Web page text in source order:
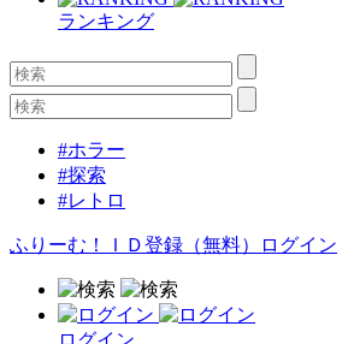
ランキング
#ホラー
#探索
#レトロ
ふりーむ！ＩＤ登録（無料） ログイン
ログイン